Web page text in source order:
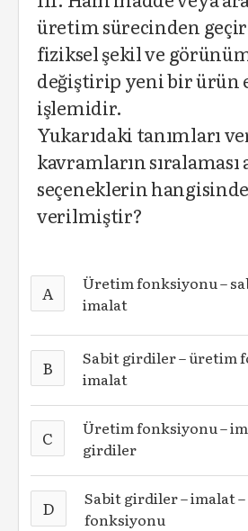
üretim sürecinden
fiziksel şekil ve
değiştirip yeni bir ürün
işlemidir.
Yukarıdaki tanımları
kavramların sıralaması
seçeneklerin
verilmiştir?
A
Üretim fonksiyonu –
imalat
B
Sabit girdiler – üretim
imalat
C
Üretim fonksiyonu –
girdiler
D
Sabit girdiler – imalat
fonksiyonu